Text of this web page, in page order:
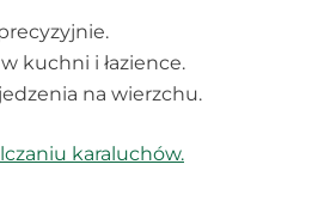
w kuchni i łazience.
na wierzchu.
karaluchów.